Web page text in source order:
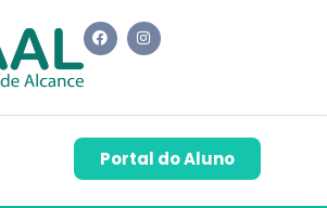
Portal do Aluno